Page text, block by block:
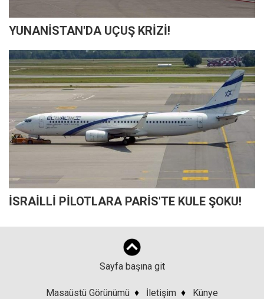
YUNANİSTAN'DA UÇUŞ KRİZİ!
İSRAİLLİ PİLOTLARA PARİS'TE KULE ŞOKU!
Sayfa başına git
Masaüstü Görünümü ♦ İletişim ♦ Künye